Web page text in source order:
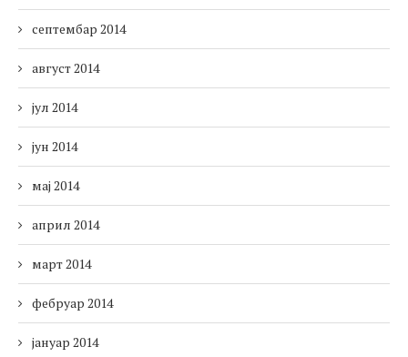
септембар 2014
август 2014
јул 2014
јун 2014
мај 2014
април 2014
март 2014
фебруар 2014
јануар 2014